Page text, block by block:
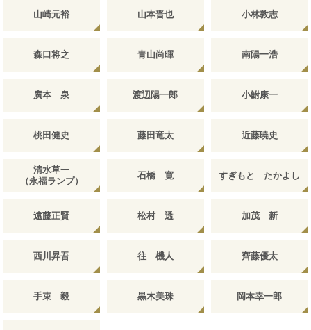
山崎元裕 山本晋也 小林敦志
森口将之 青山尚暉 南陽一浩
廣本 泉 渡辺陽一郎 小鮒康一
桃田健史 藤田竜太 近藤暁史
清水草一
（永福ランプ）
石橋 寛 すぎもと たかよし
遠藤正賢 松村 透 加茂 新
西川昇吾 往 機人 齊藤優太
手束 毅 黒木美珠 岡本幸一郎